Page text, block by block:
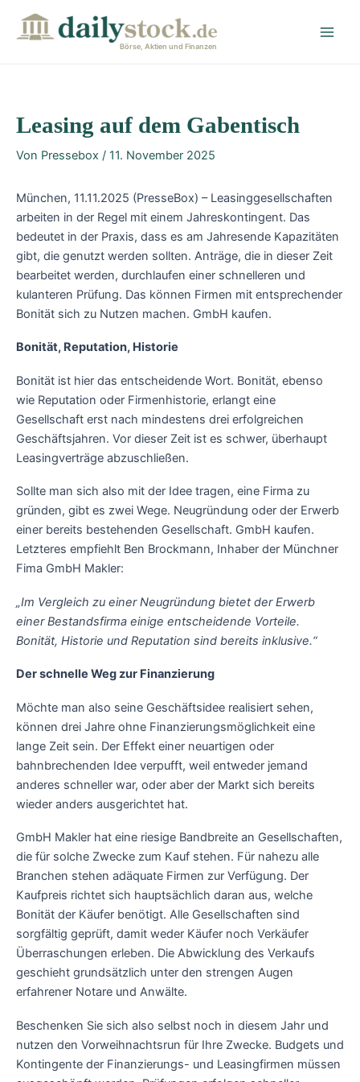
Börse, Aktien und Finanzen
Leasing auf dem Gabentisch
Von Pressebox / 11. November 2025
München, 11.11.2025 (PresseBox) – Leasinggesellschaften
arbeiten in der Regel mit einem Jahreskontingent. Das
bedeutet in der Praxis, dass es am Jahresende Kapazitäten
gibt, die genutzt werden sollten. Anträge, die in dieser Zeit
bearbeitet werden, durchlaufen einer schnelleren und
kulanteren Prüfung. Das können Firmen mit entsprechender
Bonität sich zu Nutzen machen. GmbH kaufen.
Bonität, Reputation, Historie
Bonität ist hier das entscheidende Wort. Bonität, ebenso
wie Reputation oder Firmenhistorie, erlangt eine
Gesellschaft erst nach mindestens drei erfolgreichen
Geschäftsjahren. Vor dieser Zeit ist es schwer, überhaupt
Leasingverträge abzuschließen.
Sollte man sich also mit der Idee tragen, eine Firma zu
gründen, gibt es zwei Wege. Neugründung oder der Erwerb
einer bereits bestehenden Gesellschaft. GmbH kaufen.
Letzteres empfiehlt Ben Brockmann, Inhaber der Münchner
Fima GmbH Makler:
„Im Vergleich zu einer Neugründung bietet der Erwerb
einer Bestandsfirma einige entscheidende Vorteile.
Bonität, Historie und Reputation sind bereits inklusive.“
Der schnelle Weg zur Finanzierung
Möchte man also seine Geschäftsidee realisiert sehen,
können drei Jahre ohne Finanzierungsmöglichkeit eine
lange Zeit sein. Der Effekt einer neuartigen oder
bahnbrechenden Idee verpufft, weil entweder jemand
anderes schneller war, oder aber der Markt sich bereits
wieder anders ausgerichtet hat.
GmbH Makler hat eine riesige Bandbreite an Gesellschaften,
die für solche Zwecke zum Kauf stehen. Für nahezu alle
Branchen stehen adäquate Firmen zur Verfügung. Der
Kaufpreis richtet sich hauptsächlich daran aus, welche
Bonität der Käufer benötigt. Alle Gesellschaften sind
sorgfältig geprüft, damit weder Käufer noch Verkäufer
Überraschungen erleben. Die Abwicklung des Verkaufs
geschieht grundsätzlich unter den strengen Augen
erfahrener Notare und Anwälte.
Beschenken Sie sich also selbst noch in diesem Jahr und
nutzen den Vorweihnachtsrun für Ihre Zwecke. Budgets und
Kontingente der Finanzierungs- und Leasingfirmen müssen